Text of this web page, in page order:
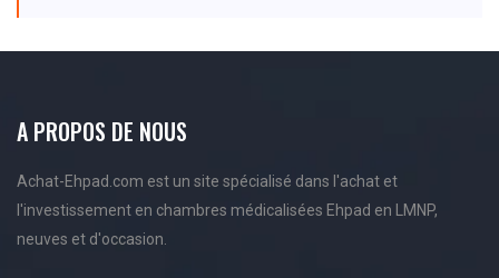
A PROPOS DE NOUS
Achat-Ehpad.com est un site spécialisé dans l'achat et
l'investissement en chambres médicalisées Ehpad en LMNP,
neuves et d'occasion.